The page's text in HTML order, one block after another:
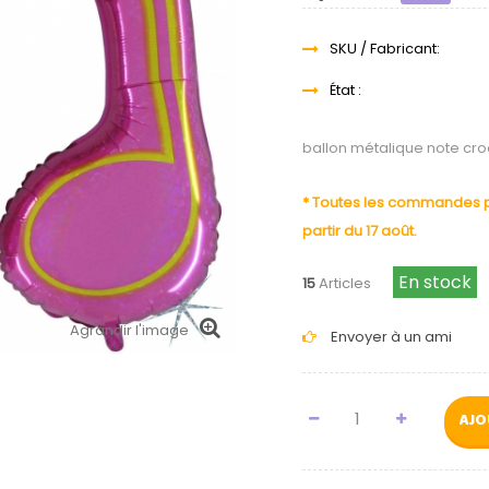
Agrandir l'image
SKU / Fabricant:
État :
ballon métalique note
* Toutes les commandes
partir du 17 août.
15Articles En stock
Envoyer à un ami